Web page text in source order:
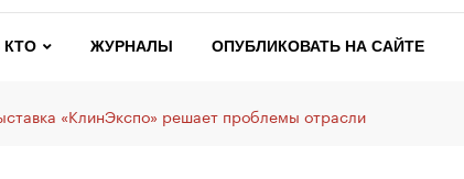
КТО ЖУРНАЛЫ ОПУБЛИКОВАТЬ НА САЙТЕ
«КлинЭкспо» решает проблемы отрасли